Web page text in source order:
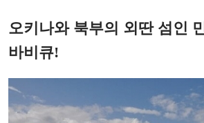
오키나와 북부의 외딴 섬인
바비큐!